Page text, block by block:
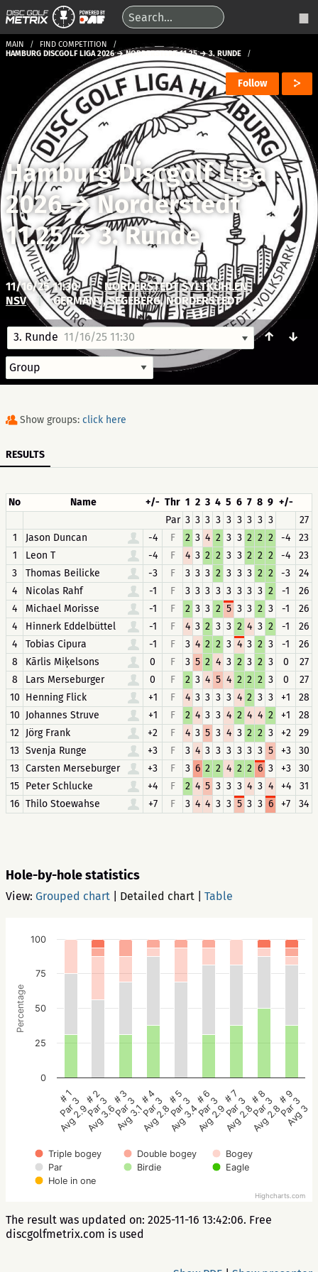
MAIN
FIND COMPETITION
HAMBURG DISCGOLF LIGA 2026 → NORDERSTEDT 11.25 → 3. RUNDE
Follow
Hamburg Discgolf Liga
2026→Norderstedt
11.25→3. Runde
11/16/25 11:30 |
NORDERSTEDT SYLTKÜHLEN
NSV
| GERMANY, SEGEBERG, NORDERSTEDT
3. Runde 11/16/25 11:30 ↑ ↓
Show groups: click here
RESULTS
No Name +/- Thr 1 2 3 4 5 6 7 8 9 +/-
Par 3 3 3 3 3 3 3 3 3
27
1
Jason Duncan -4 F 2 3 4 2 3 3 2 2 2 -4
23
1
Leon T -4 F 4 3 2 2 3 3 2 2 2 -4
23
3
Thomas Beilicke -3 F 3 3 3 2 3 3 3 2 2 -3
24
4
Nicolas Rahf -1 F 3 3 3 3 3 3 3 3 2 -1
26
4
Michael Morisse -1 F 2 3 3 2 5 3 3 2 3 -1
26
4
Hinnerk Eddelbüttel -1 F 4 3 2 3 3 2 4 3 2 -1
26
4
Tobias Cipura -1 F 3 4 2 2 3 4 3 2 3 -1
26
8
Kārlis Miķelsons 0 F 3 5 2 4 3 2 3 2 3 0
27
8
Lars Merseburger 0 F 2 3 4 5 4 2 2 2 3 0
27
10 Henning Flick +1 F 4 3 3 3 3 4 2 3 3 +1
28
10 Johannes Struve +1 F 2 4 3 3 4 2 4 4 2 +1
28
12 Jörg Frank +2 F 4 3 5 3 4 3 2 2 3 +2
29
13 Svenja Runge +3 F 3 4 3 3 3 3 3 3 5 +3
30
13 Carsten Merseburger +3 F 3 6 2 2 4 2 2 6 3 +3
30
15 Peter Schlucke +4 F 2 4 5 3 3 3 4 3 4 +4
31
16 Thilo Stoewahse +7 F 3 4 4 3 3 5 3 3 6 +7 34
Hole-by-hole statistics
View: Grouped chart Detailed chart Table
Percentage
Triple bogey Double bogey
Bogey
Par
Birdie
Eagle
Hole in one
# 1
Par 3
Avg 2.9
# 2
Par 3
Avg 3.6
# 3
Par 3
Avg 3.1
# 4
Par 3
Avg 2.8
# 5
Par 3
Avg 3.4
# 6
Par 3
Avg 2.9
# 7
Par 3
Avg 2.8
# 8
Par 3
Avg 2.8
# 9
Par 3
Avg 3
0
25
50
75
100
Highcharts.com
The result was updated on: 2025-11-16 13:42:06. Free
discgolfmetrix.com is used